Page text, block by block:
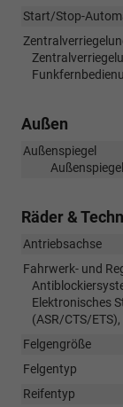
Start/Stop-
Außen
Außenspiegel
Räder &
Antriebsachse
Fahrwerk- und
Elektronisches
(ASR/CTS/
Felgengröße
Felgentyp
Reifentyp